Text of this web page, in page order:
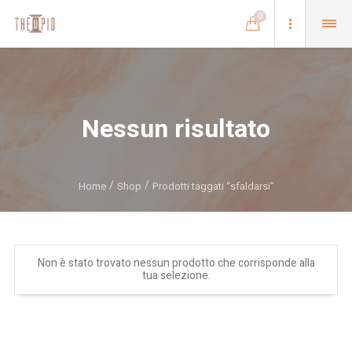
0
Nessun risultato
Home Shop Prodotti taggati “sfaldarsi”
Non è stato trovato nessun prodotto che corrisponde alla
tua selezione.